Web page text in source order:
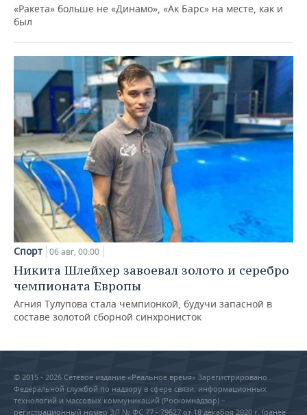
«Ракета» больше не «Динамо», «Ак Барс» на месте, как и
был
Спорт 06 авг, 00:00
Никита Шлейхер завоевал золото и серебро
чемпионата Европы
Агния Тулупова стала чемпионкой, будучи запасной в
составе золотой сборной синхронисток
© 2015 - 2026 Сетевое издание «Реальное время» Зарегистрировано
Федеральной службой по надзору в сфере связи, информационных
технологий и массовых коммуникаций (Роскомнадзор) –
регистрационный номер ЭЛ № ФС 77 - 79627 от 18 декабря 2020 г. (ранее